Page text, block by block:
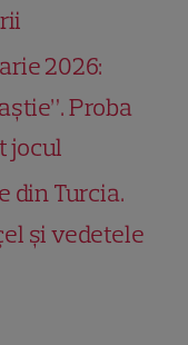
2026:
Proba
jocul
din Turcia.
și vedetele